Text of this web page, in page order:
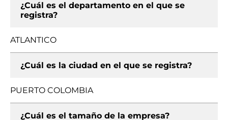
¿Cuál es el departamento en el que se
registra?
ATLANTICO
¿Cuál es la ciudad en el que se registra?
PUERTO COLOMBIA
¿Cuál es el tamaño de la empresa?